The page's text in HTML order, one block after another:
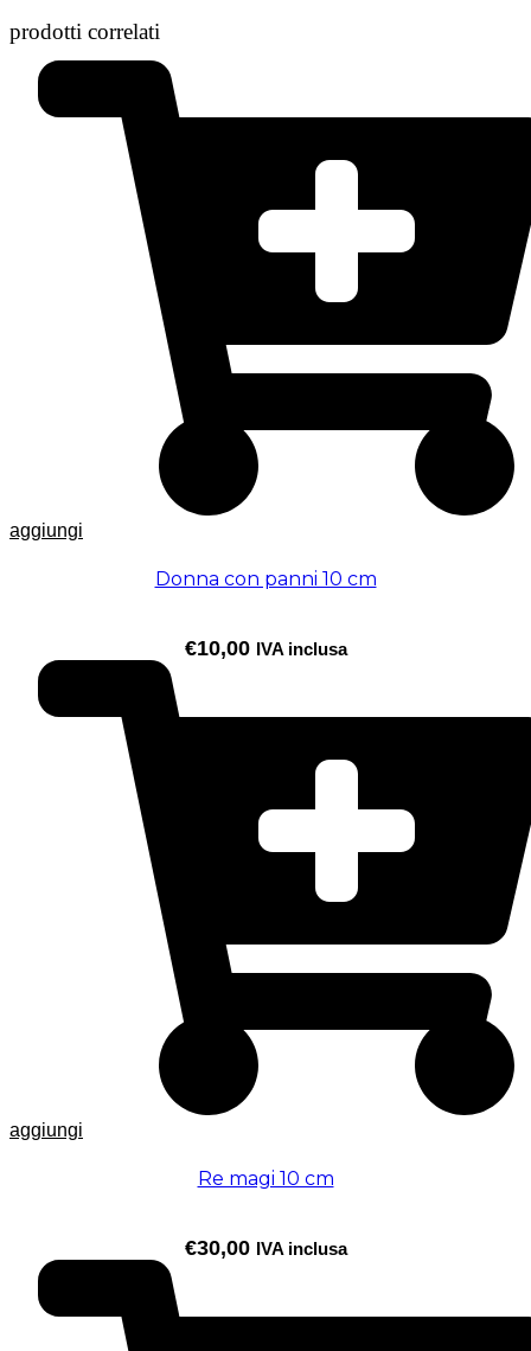
prodotti correlati
aggiungi
Donna con panni 10 cm
€10,00 IVA inclusa
aggiungi
Re magi 10 cm
€30,00 IVA inclusa